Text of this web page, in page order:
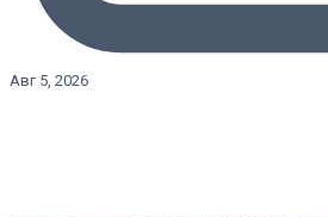
Авг 5, 2026